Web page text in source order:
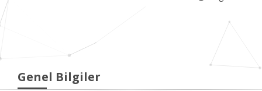
Genel Bilgiler